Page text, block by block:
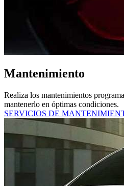
Mantenimiento
Realiza los mantenimientos
mantenerlo en óptimas condiciones.
SERVICIOS DE